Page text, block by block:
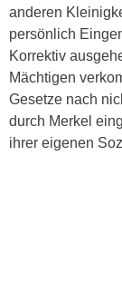
anderen
persönlich
Korrektiv
Mächtigen
Gesetze nach
durch Merkel
ihrer eigenen